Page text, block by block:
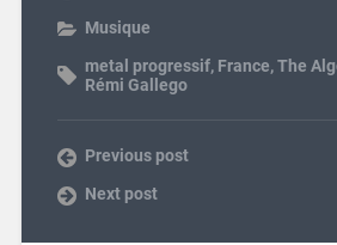
Musique
metal progressif, France,The
Rémi Gallego
Previous post
Next post